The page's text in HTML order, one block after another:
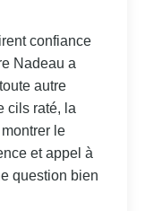
confiance
Nadeau a
autre
cils raté, la
le
et appel à
question bien